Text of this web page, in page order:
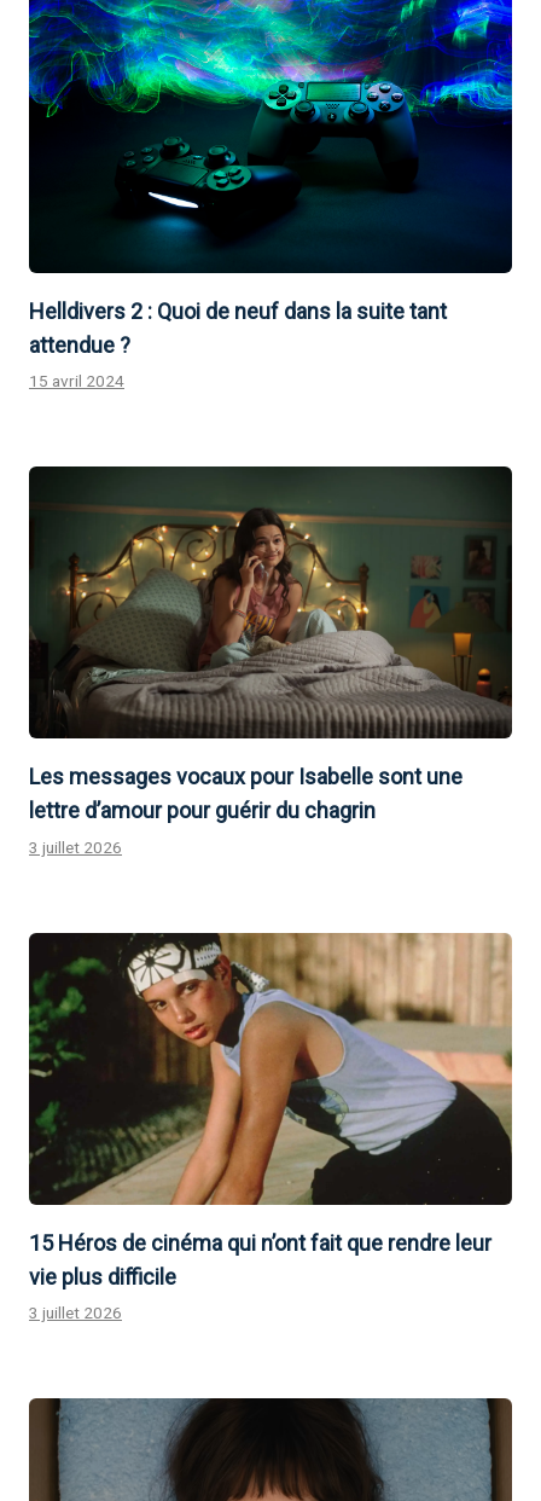
Helldivers 2 : Quoi de neuf dans la suite tant
attendue ?
15 avril 2024
Les messages vocaux pour Isabelle sont une
lettre d’amour pour guérir du chagrin
3 juillet 2026
15 Héros de cinéma qui n’ont fait que rendre leur
vie plus difficile
3 juillet 2026